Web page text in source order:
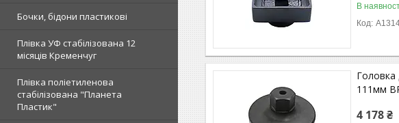
Бочки, бідони пластикові
Плівка УФ стабілізована 12
місяців Кременчуг
Плівка поліетиленова
стабілізована "Планета
Пластик"
В
Головка
111мм
4 178 ₴